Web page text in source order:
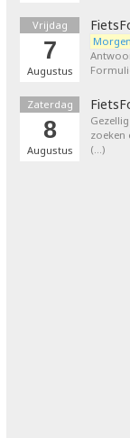
Vrijdag
7
Augustus
Morgen
Zaterdag
8
Augustus
zoeken
(…)